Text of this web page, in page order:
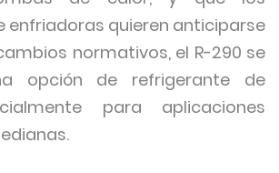
enfriadoras quieren anticiparse
normativos, el R-290 se
opción de refrigerante de
para aplicaciones